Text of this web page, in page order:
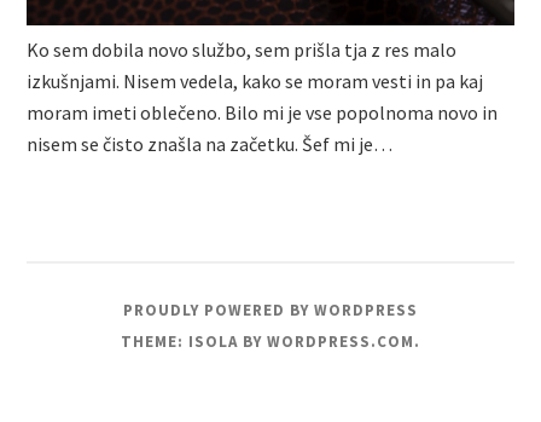
Ko sem dobila novo službo, sem prišla tja z res malo
izkušnjami. Nisem vedela, kako se moram vesti in pa kaj
moram imeti oblečeno. Bilo mi je vse popolnoma novo in
nisem se čisto znašla na začetku. Šef mi je…
PROUDLY POWERED BY WORDPRESS
THEME: ISOLA BY WORDPRESS.COM.